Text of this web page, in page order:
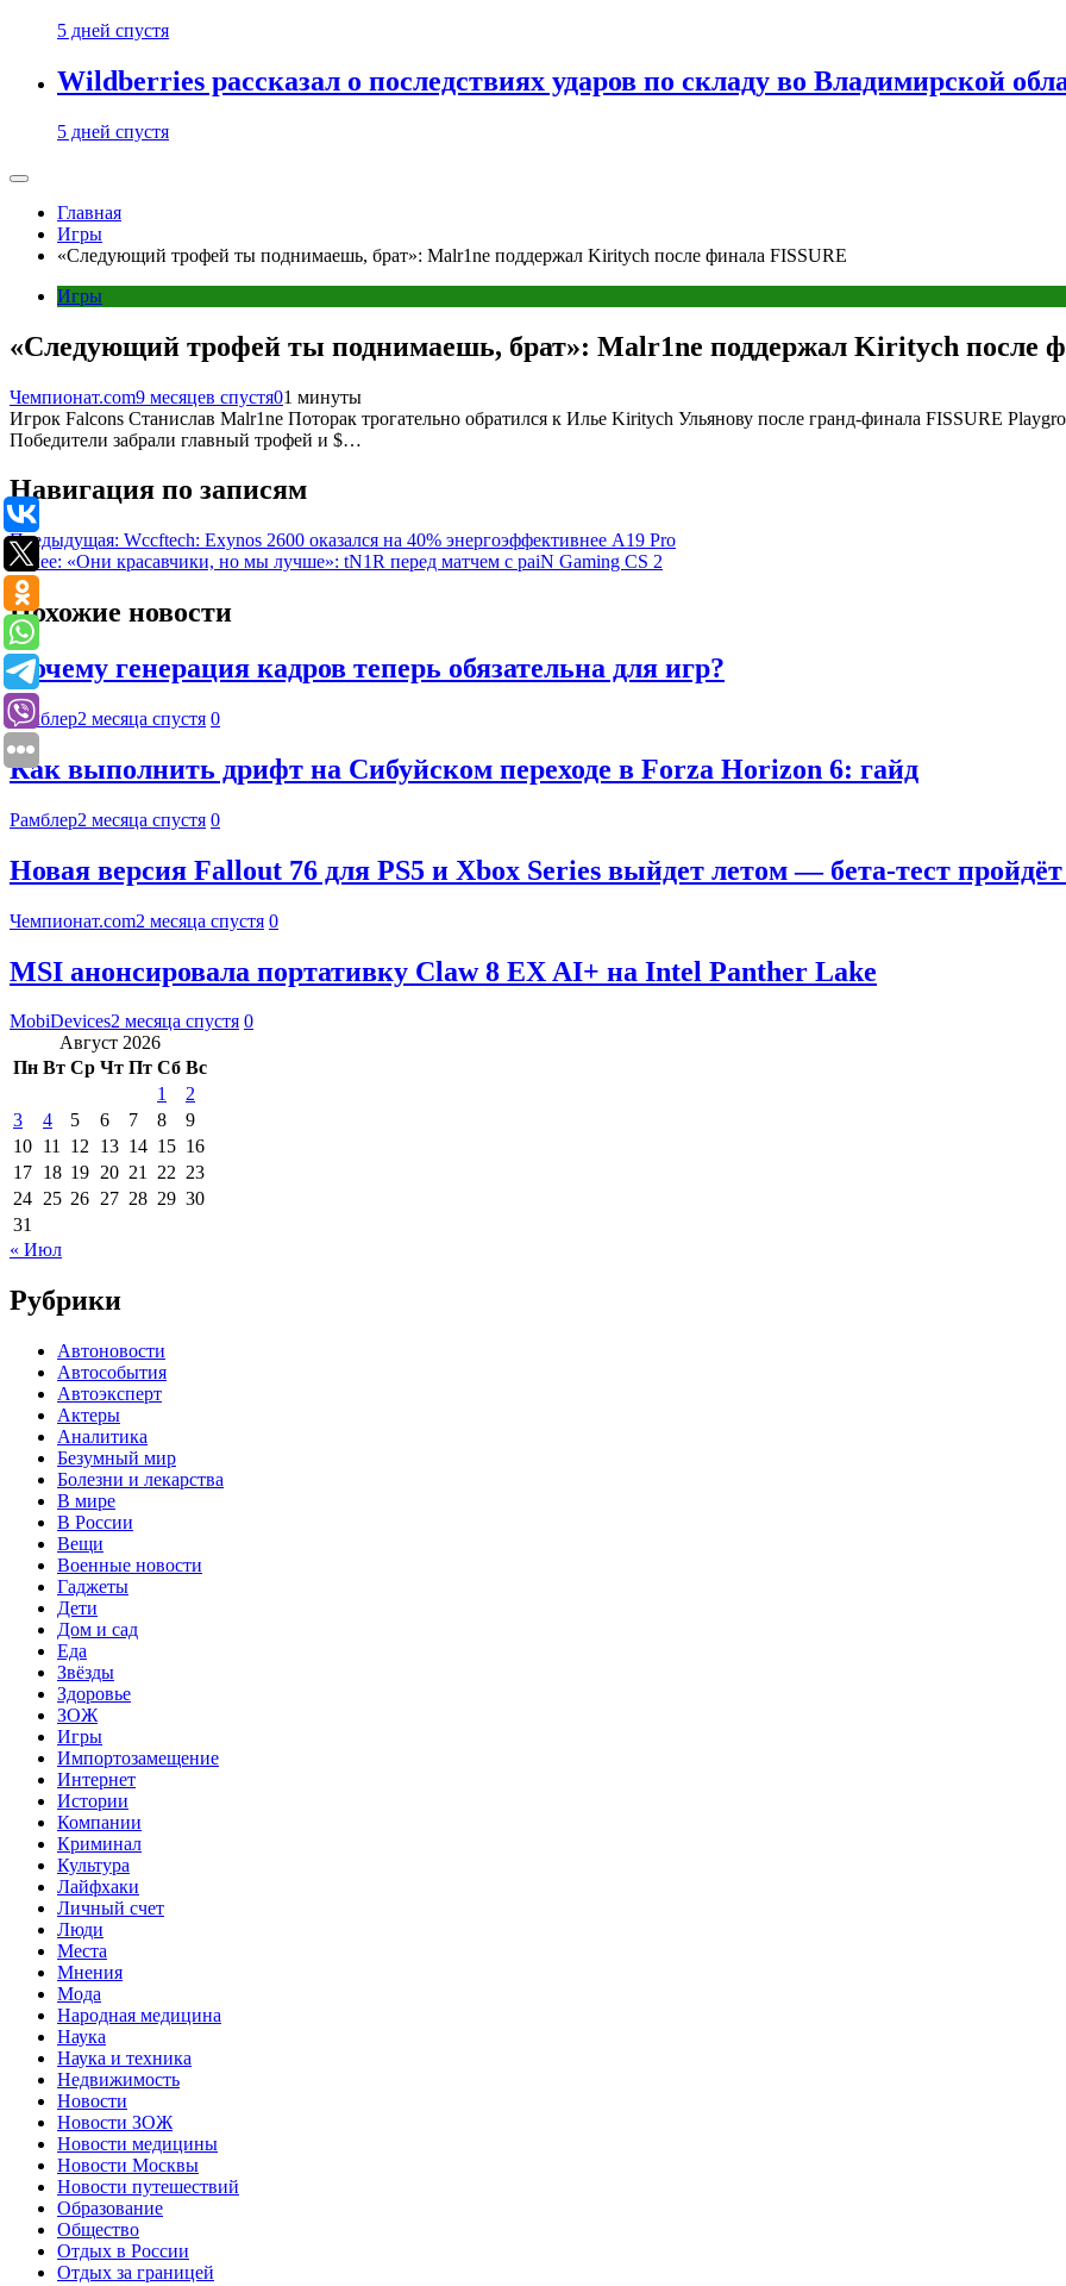
5 дней спустя
Wildberries рассказал о последствиях ударов по складу во Владимирской
5 дней спустя
Главная
Игры
«Следующий трофей ты поднимаешь, брат»: Malr1ne поддержал Kiritych после финала FISSURE
Игры
«Следующий трофей ты поднимаешь, брат»: Malr1ne поддержал Kiritych после
Чемпионат.com9 месяцев спустя01 минуты
Игрок Falcons Станислав Malr1ne Поторак трогательно обратился к Илье Kiritych Ульянову после гранд-финала FISSURE
Победители забрали главный трофей и $…
Навигация по записям
Предыдущая: Wccftech: Exynos 2600 оказался на 40% энергоэффективнее A19 Pro
Далее: «Они красавчики, но мы лучше»: tN1R перед матчем с paiN Gaming CS 2
Похожие новости
Почему генерация кадров теперь обязательна для игр?
Рамблер2 месяца спустя 0
Как выполнить дрифт на Сибуйском переходе в Forza Horizon 6: гайд
Рамблер2 месяца спустя 0
Новая версия Fallout 76 для PS5 и Xbox Series выйдет летом — бета-тест
Чемпионат.com2 месяца спустя 0
MSI анонсировала портативку Claw 8 EX AI+ на Intel Panther Lake
MobiDevices2 месяца спустя 0
Август 2026
Пн Вт Ср Чт Пт Сб Вс
1
2
3
4 5 6 7 8
9
10 11 12 13 14 15 16
17 18 19 20 21 22 23
24 25 26 27 28 29 30
31
« Июл
Рубрики
Автоновости
Автособытия
Автоэксперт
Актеры
Аналитика
Безумный мир
Болезни и лекарства
В мире
В России
Вещи
Военные новости
Гаджеты
Дети
Дом и сад
Еда
Звёзды
Здоровье
ЗОЖ
Игры
Импортозамещение
Интернет
Истории
Компании
Криминал
Культура
Лайфхаки
Личный счет
Люди
Места
Мнения
Мода
Народная медицина
Наука
Наука и техника
Недвижимость
Новости
Новости ЗОЖ
Новости медицины
Новости Москвы
Новости путешествий
Образование
Общество
Отдых в России
Отдых за границей